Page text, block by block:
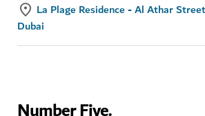
La Plage Residence - Al Athar
Dubai